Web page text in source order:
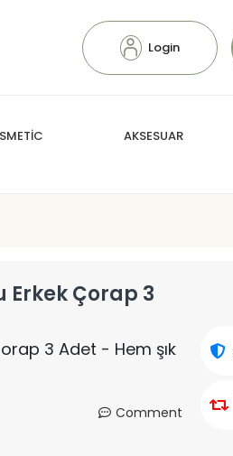
Login
AKSESUAR
Erkek Çorap 3
3 Adet - Hem şık
Comment